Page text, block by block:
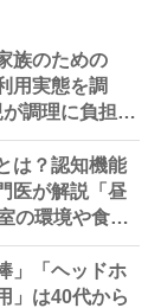
族のための
用実態を調
調理に負担を
割は「満足」
イミングには
ィング研究所
は？認知機能
医が解説「昼
の環境や食生
」「ヘッドホ
」は40代から